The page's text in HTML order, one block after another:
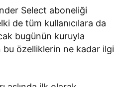
Select aboneliği
de tüm kullanıcılara da
bugünün kuruyla
bu özelliklerin ne kadar ilgi